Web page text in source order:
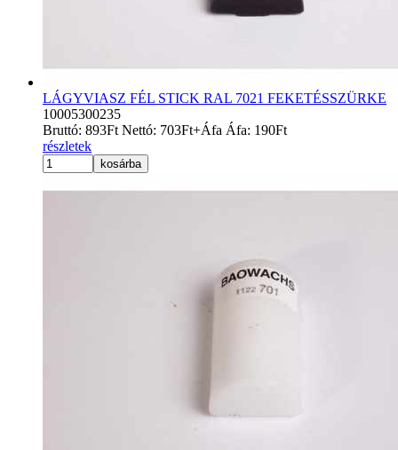
LÁGYVIASZ FÉL STICK RAL 7021 FEKETÉSSZÜRKE
10005300235
Bruttó: 893Ft Nettó: 703Ft+Áfa Áfa: 190Ft
részletek
kosárba